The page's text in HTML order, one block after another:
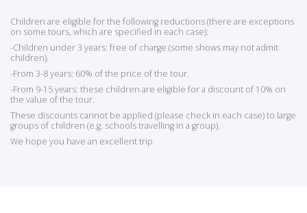
Children are eligible for the following reductions (there are exceptions
on some tours, which are specified in each case):
-Children under 3 years: free of charge (some shows may not admit
children).
-From 3-8 years: 60% of the price of the tour.
-From 9-15 years: these children are eligible for a discount of 10% on
the value of the tour.
These discounts cannot be applied (please check in each case) to large
groups of children (e.g. schools travelling in a group).
We hope you have an excellent trip.